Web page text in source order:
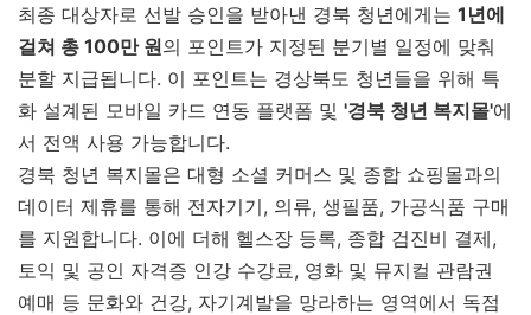
최종 대상자로 선발 승인을 받아낸 경북 청년에게는 1년에
걸쳐 총 100만 원의 포인트가 지정된 분기별 일정에 맞춰
분할 지급됩니다. 이 포인트는 경상북도 청년들을 위해 특
화 설계된 모바일 카드 연동 플랫폼 및 '경북 청년 복지몰'에
서 전액 사용 가능합니다.
경북 청년 복지몰은 대형 소셜 커머스 및 종합 쇼핑몰과의
데이터 제휴를 통해 전자기기, 의류, 생필품, 가공식품 구매
를 지원합니다. 이에 더해 헬스장 등록, 종합 검진비 결제,
토익 및 공인 자격증 인강 수강료, 영화 및 뮤지컬 관람권
예매 등 문화와 건강, 자기계발을 망라하는 영역에서 독점